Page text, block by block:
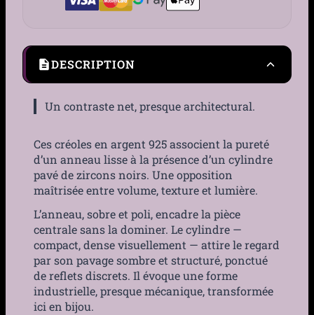
DESCRIPTION
Un contraste net, presque architectural.
Ces créoles en argent 925 associent la pureté
d’un anneau lisse à la présence d’un cylindre
pavé de zircons noirs. Une opposition
maîtrisée entre volume, texture et lumière.
L’anneau, sobre et poli, encadre la pièce
centrale sans la dominer. Le cylindre —
compact, dense visuellement — attire le regard
par son pavage sombre et structuré, ponctué
de reflets discrets. Il évoque une forme
industrielle, presque mécanique, transformée
ici en bijou.